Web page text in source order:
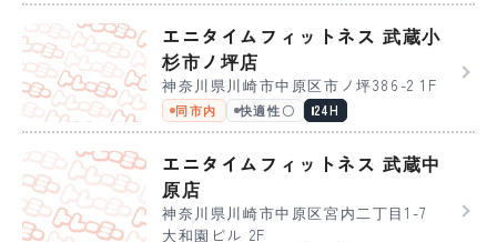
エニタイムフィットネス 武蔵小
杉市ノ坪店
神奈川県川崎市中原区市ノ坪386-2 1F
同市内 快適性〇 24H
エニタイムフィットネス 武蔵中
原店
神奈川県川崎市中原区宮内二丁目1-7
大和園ビル 2F